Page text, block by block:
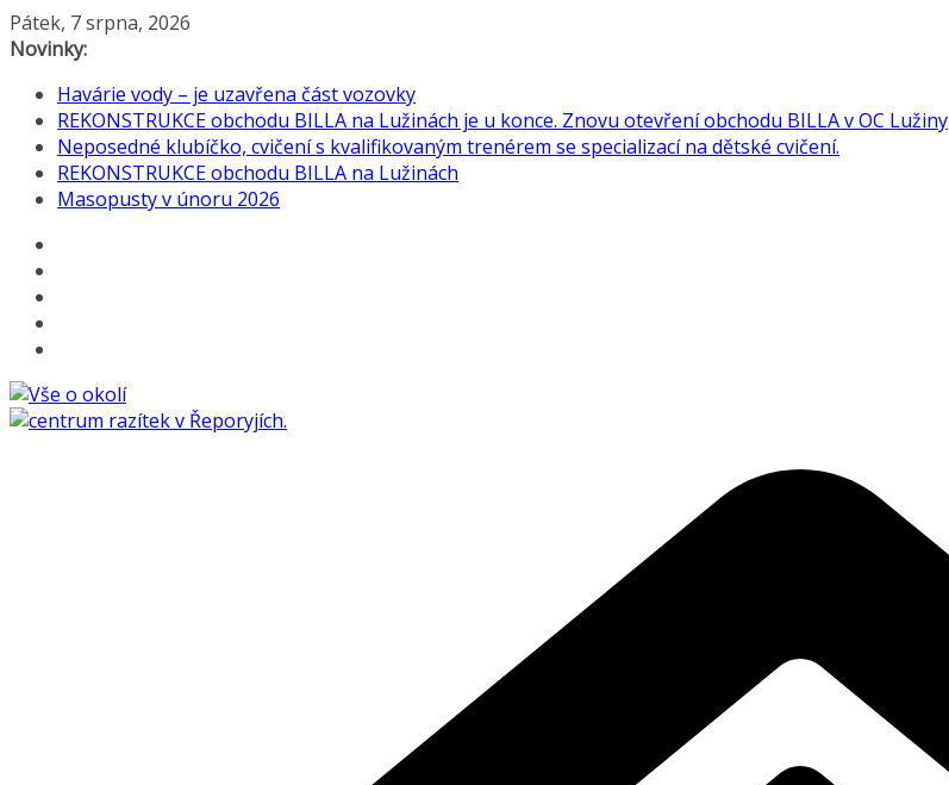
Přeskočit
na
Pátek, 7 srpna, 2026
Novinky:
Havárie vody – je uzavřena část vozovky
REKONSTRUKCE obchodu BILLA na Lužinách je u konce. Znovu otevření obchodu BILLA v OC Lužiny
Neposedné klubíčko, cvičení s kvalifikovaným trenérem se specializací na dětské cvičení.
REKONSTRUKCE obchodu BILLA na Lužinách
Masopusty v únoru 2026